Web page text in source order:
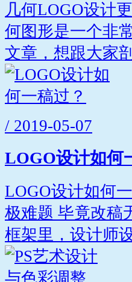
几何LOGO设计
何图形是一个非
文章，想跟大家
/ 2019-05-07
LOGO设计如何
LOGO设计如何
极难题 毕竟改稿
框架里，设计师